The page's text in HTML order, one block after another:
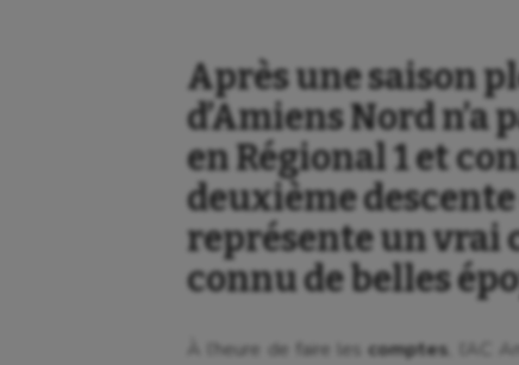
Après une saison
d’Amiens Nord
en Régional 1 et
deuxième descente
représente un vrai
connu de belles
À l’heure de faire lescomptes , l’AC